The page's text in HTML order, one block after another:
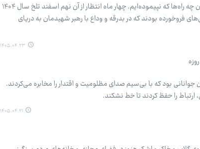
مرضیه کیان، خبرنگار: ما برای گریستن بر پیکر عزیزترین‌هایمان چه راه‌ها که نپیموده‌ایم. چهار ماه انتظار از آن نهم اسفند تلخ سال ۱۴۰۴
فروخورده بودند که در بدرقه و وداع با رهبر شهیدمان به دریای
۱۴۰۵.۰۴.۲۳
جوانانی بود که با بی‌سیم صدای مظلومیت و اقتدار را مخابره می‌کردند.
را حفظ کردند تا خط نشکند.
۱۴۰۵.۰۴.۲۱